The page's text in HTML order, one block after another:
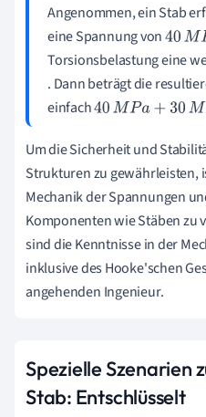
.
0
0
1
=
.
0
7
G
P
a
Angenommen, ein Stab
eine Spannung von40MPa
Torsionsbelastung eine
. Dann beträgt die
einfach40MPa+30M Pa=70
Um die Sicherheit und
Strukturen zu gewährleisten,
Mechanik der Spannungen
Komponenten wie Stäben zu
sind die Kenntnisse in der
inklusive des Hooke'schen
angehenden Ingenieur.
Spezielle Szenarien
Stab: Entschlüsselt